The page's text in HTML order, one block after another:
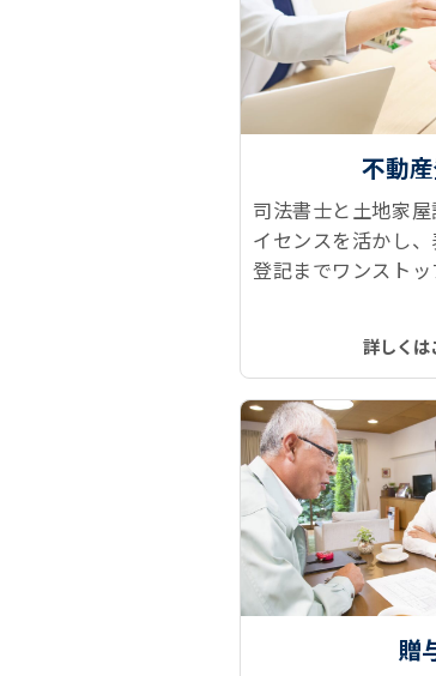
不動
司法書士と土地家
イセンスを活かし
登記までワンスト
トレスなくスムー
詳しくは
贈